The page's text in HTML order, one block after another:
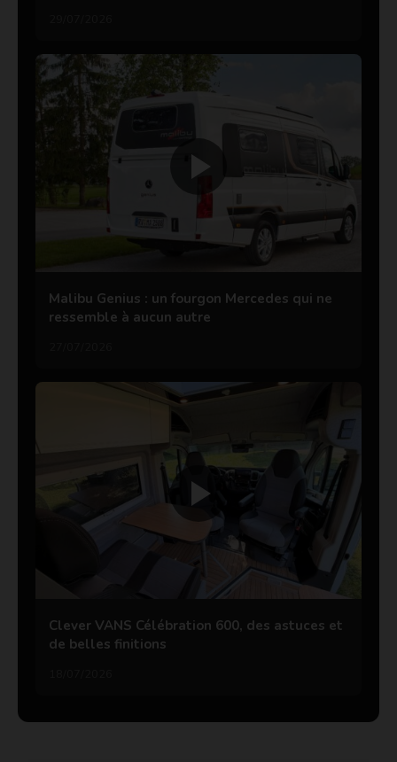
Malibu Genius : un fourgon Mercedes qui ne
ressemble à aucun autre
Clever VANS Célébration 600, des astuces et
de belles finitions